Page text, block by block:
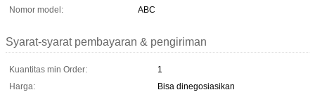
Nomor model:
ABC
Syarat-syarat pembayaran & pengiriman
Kuantitas min Order:
1
Harga:
Bisa dinegosiasikan